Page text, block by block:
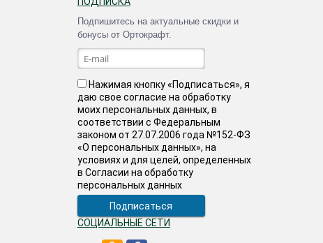
Подпишитесь на актуальные скидки и
бонусы от Ортокрафт.
Нажимая кнопку «Подписаться», я
даю свое согласие на обработку
моих персональных данных, в
соответствии с Федеральным
законом от 27.07.2006 года №152-ФЗ
«О персональных данных», на
условиях и для целей, определенных
в Согласии на обработку
персональных данных
СОЦИАЛЬНЫЕ СЕТИ